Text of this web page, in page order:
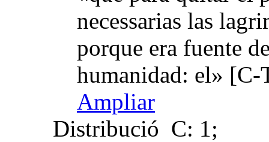
necessarias las
porque era fuente
humanidad: el» [C-
Ampliar
Distribució C: 1;